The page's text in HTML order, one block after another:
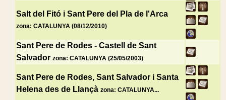
Salt del Fitó i Sant Pere del Pla de l'Arca
zona: CATALUNYA (08/12/2010)
Sant Pere de Rodes - Castell de Sant
Salvador zona: CATALUNYA (25/05/2003)
Sant Pere de Rodes, Sant Salvador i Santa
Helena des de Llançà zona: CATALUNYA...